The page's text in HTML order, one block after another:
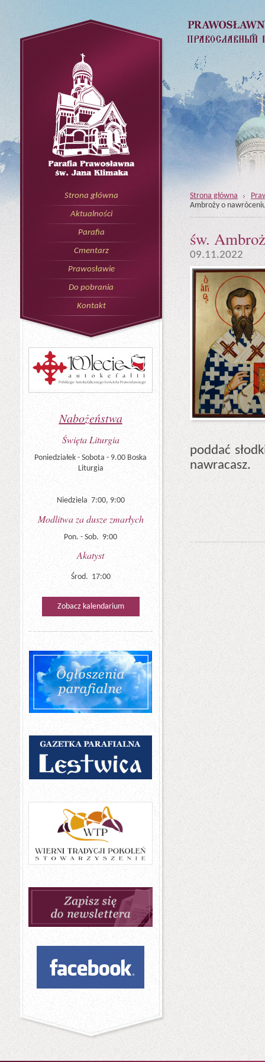
Strona główna
Aktualności
Parafia
Cmentarz
Prawosławie
Do pobrania
Kontakt
Nabożeństwa
Święta Liturgia
Poniedziałek - Sobota - 9.00 Boska
Liturgia
Niedziela 7:00, 9:00
Modlitwa za dusze zmarłych
Pon. - Sob. 9:00
Akatyst
Środ. 17:00
Zobacz kalendarium
Strona główna
Ambroży o
św.
09.11.2022
poddać
nawracasz.